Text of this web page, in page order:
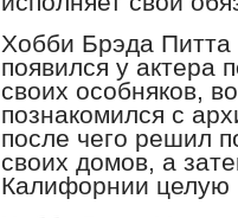
Хобби Брэда
появился у актера
своих особняков,
познакомился с
после чего решил
своих домов, а
Калифорнии